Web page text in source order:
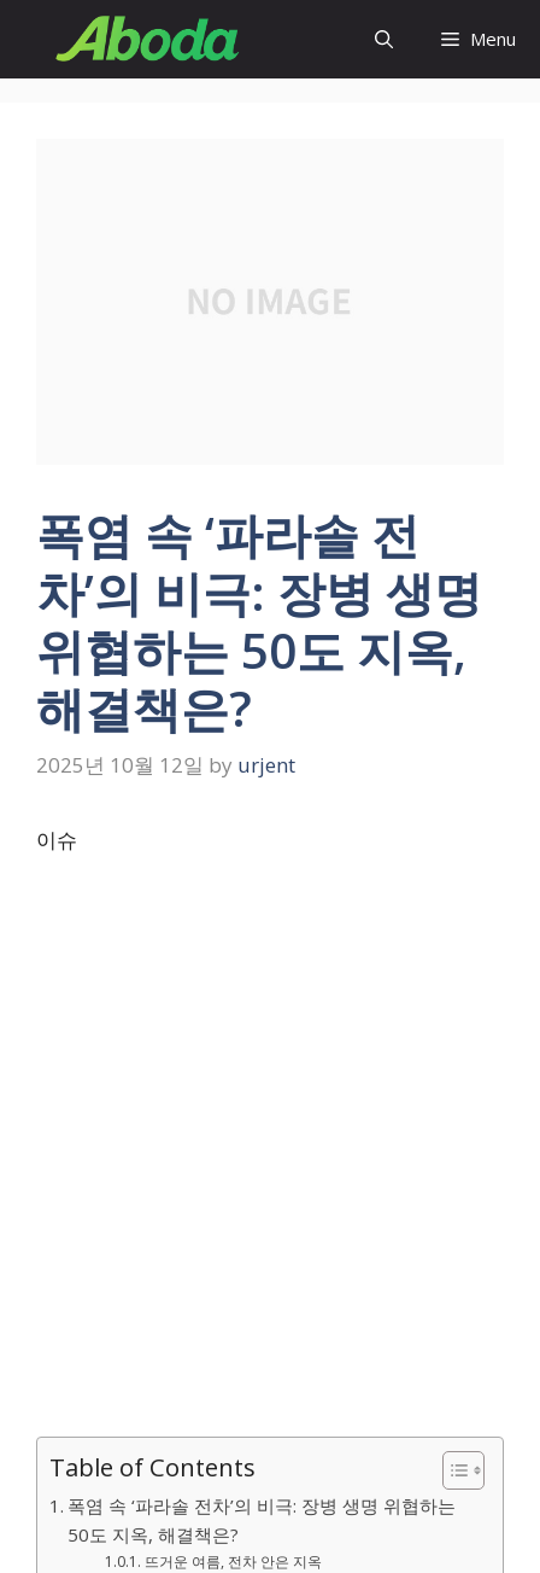
content
Menu
폭염 속 ‘파라솔 전
차’의 비극: 장병 생명
위협하는 50도 지옥,
해결책은?
2025년 10월 12일 by urjent
이슈
Table of Contents
폭염 속 ‘파라솔 전차’의 비극: 장병 생명 위협하는
50도 지옥, 해결책은?
뜨거운 여름, 전차 안은 지옥